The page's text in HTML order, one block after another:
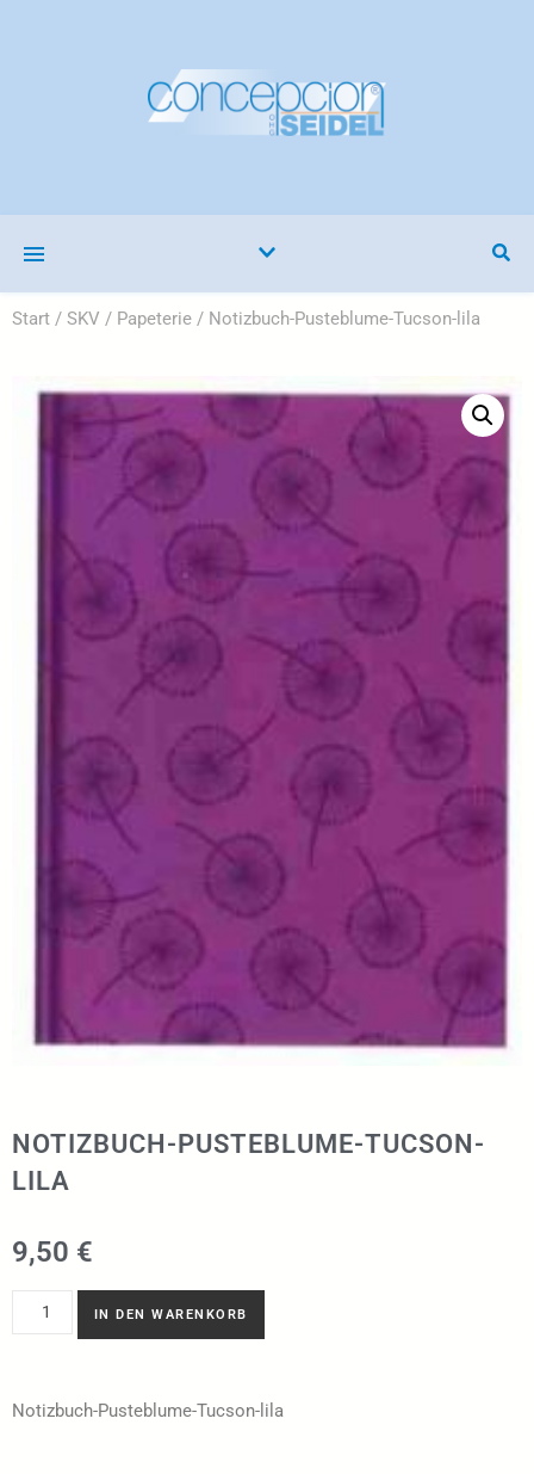
Start / SKV / Papeterie / Notizbuch-Pusteblume-Tucson-lila
NOTIZBUCH-PUSTEBLUME-TUCSON-
LILA
9,50 €
IN DEN WARENKORB
Notizbuch-Pusteblume-Tucson-lila